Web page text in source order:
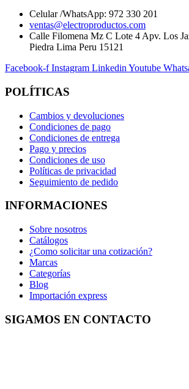
Celular /WhatsApp: 972 330 201
ventas@electroproductos.com
Calle Filomena Mz C Lote 4 Apv. Los
Piedra Lima Peru 15121
Facebook-f Instagram Linkedin Youtube
POLÍTICAS
Cambios y devoluciones
Condiciones de pago
Condiciones de entrega
Pago y precios
Condiciones de uso
Políticas de privacidad
Seguimiento de pedido
INFORMACIONES
Sobre nosotros
Catálogos
¿Como solicitar una cotización?
Marcas
Categorías
Blog
Importación express
SIGAMOS EN CONTACTO